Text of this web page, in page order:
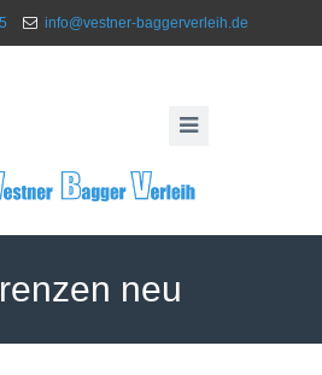
info@vestner-baggerverleih.de
neu